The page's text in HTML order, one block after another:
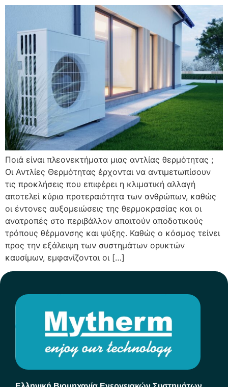
Ποιά είναι πλεονεκτήματα μιας αντλίας θερμότητας ;
Οι Αντλίες Θερμότητας έρχονται να αντιμετωπίσουν
τις προκλήσεις που επιφέρει η κλιματική αλλαγή
αποτελεί κύρια προτεραιότητα των ανθρώπων, καθώς
οι έντονες αυξομειώσεις της θερμοκρασίας και οι
ανατροπές στο περιβάλλον απαιτούν αποδοτικούς
τρόπους θέρμανσης και ψύξης. Καθώς ο κόσμος τείνει
προς την εξάλειψη των συστημάτων ορυκτών
καυσίμων, εμφανίζονται οι […]